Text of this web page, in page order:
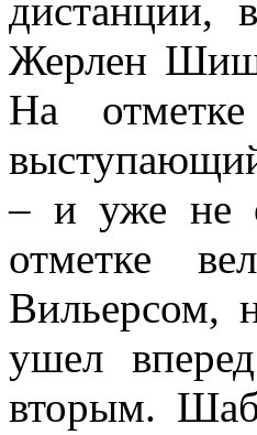
дистанции,
Жерлен
На
– и уже не
отметке
Вильерсом,
ушел
вторым.